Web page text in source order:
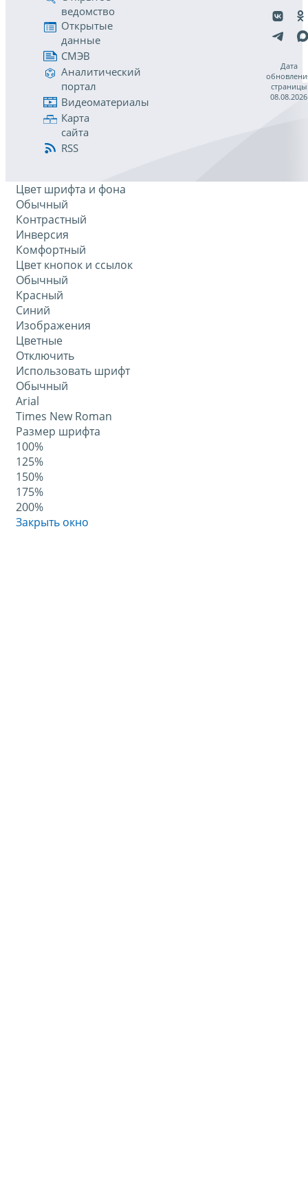
ведомство
Открытые
данные
СМЭВ
Аналитический
портал
Видеоматериалы
Карта
сайта
RSS
Дата
страницы
08.08.2026
Цвет шрифта и фона
Обычный
Контрастный
Инверсия
Комфортный
Цвет кнопок и ссылок
Обычный
Красный
Синий
Изображения
Цветные
Отключить
Использовать шрифт
Обычный
Arial
Times New Roman
Размер шрифта
100%
125%
150%
175%
200%
Закрыть окно